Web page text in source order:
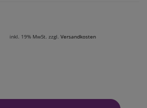
inkl. 19% MwSt. zzgl. Versandkosten